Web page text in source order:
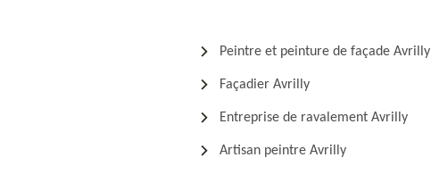
Peintre et peinture de façade Avrilly
Façadier Avrilly
Entreprise de ravalement Avrilly
Artisan peintre Avrilly